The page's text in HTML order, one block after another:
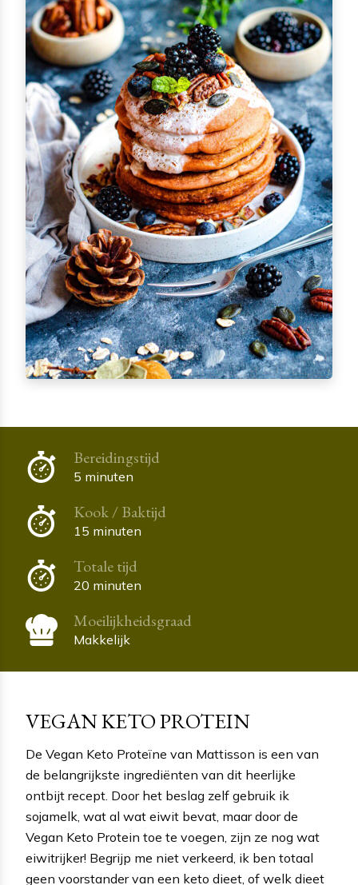
Bereidingstijd
5 minuten
Kook / Baktijd
15 minuten
Totale tijd
20 minuten
Moeilijkheidsgraad
Makkelijk
VEGAN KETO PROTEIN
De Vegan Keto Proteïne van Mattisson is een van
de belangrijkste ingrediënten van dit heerlijke
ontbijt recept. Door het beslag zelf gebruik ik
sojamelk, wat al wat eiwit bevat, maar door de
Vegan Keto Protein toe te voegen, zijn ze nog wat
eiwitrijker! Begrijp me niet verkeerd, ik ben totaal
geen voorstander van een keto dieet, of welk dieet